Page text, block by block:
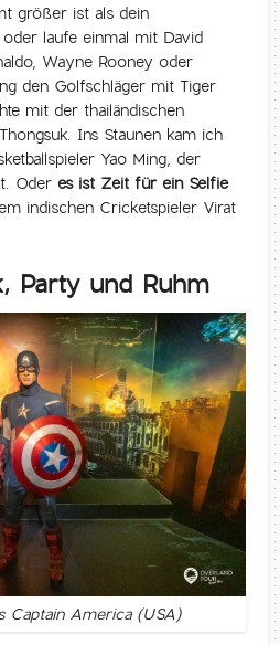
größer ist als dein
laufe einmal mit David
Wayne Rooney oder
den Golfschläger mit Tiger
mit der thailändischen
Ins Staunen kam ich
Yao Ming, der
Oderes ist Zeit für ein Selfie
indischen Cricketspieler Virat
Party und Ruhm
Captain America (USA)